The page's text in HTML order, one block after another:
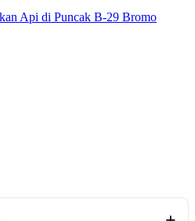
Api di Puncak B-29 Bromo